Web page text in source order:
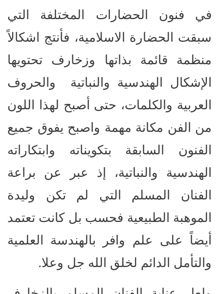
في فنون الحضارات المختلفة التي
سبقت الحضارة الاسلامية، فأنتج اشكالاً
منظمة قائمة بذاتها وزخارف تحتويها
الإشكال الهندسية والنباتية والحروف
العربية والكلمات، حتى أصبح لهذا اللون
من الفن مكانة مهمة واصبح يفوق جميع
الفنون السابقة بتكويناته وابتكاراته
الهندسية والنباتية، إذ عبر عن براعة
الفنان المسلم التي لم تكن وليدة
الموهبة الطبيعية فحسب بل كانت تعتمد
أيضاً على علم وافر بالهندسة العلمية
والتأمل الدائم لخلق الله جل وعلا.